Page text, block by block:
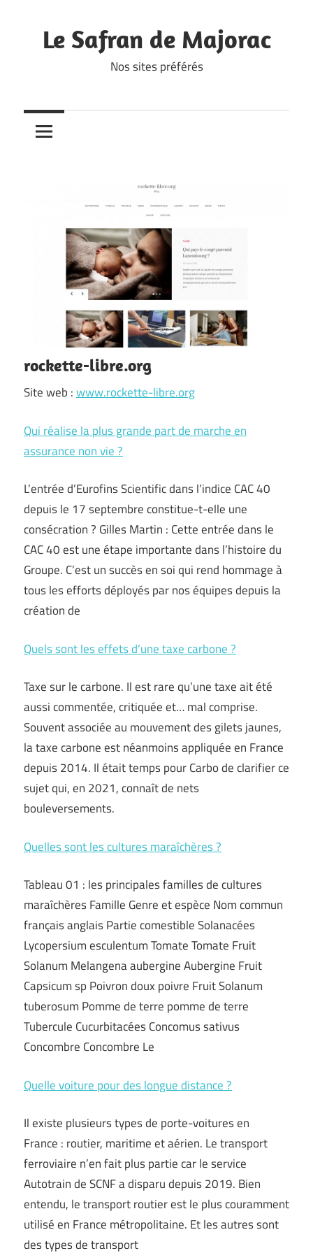
content
Le Safran de Majorac
Nos sites préférés
rockette-libre.org
Site web :www.rockette-libre.org
Qui réalise la plus grande part de marche en
assurance non vie ?
L’entrée d’Eurofins Scientific dans l’indice CAC 40
depuis le 17 septembre constitue-t-elle une
consécration ? Gilles Martin : Cette entrée dans le
CAC 40 est une étape importante dans l’histoire du
Groupe. C’est un succès en soi qui rend hommage à
tous les efforts déployés par nos équipes depuis la
création de
Quels sont les effets d’une taxe carbone ?
Taxe sur le carbone. Il est rare qu’une taxe ait été
aussi commentée, critiquée et… mal comprise.
Souvent associée au mouvement des gilets jaunes,
la taxe carbone est néanmoins appliquée en France
depuis 2014. Il était temps pour Carbo de clarifier ce
sujet qui, en 2021, connaît de nets
bouleversements.
Quelles sont les cultures maraîchères ?
Tableau 01 : les principales familles de cultures
maraîchères Famille Genre et espèce Nom commun
français anglais Partie comestible Solanacées
Lycopersium esculentum Tomate Tomate Fruit
Solanum Melangena aubergine Aubergine Fruit
Capsicum sp Poivron doux poivre Fruit Solanum
tuberosum Pomme de terre pomme de terre
Tubercule Cucurbitacées Concomus sativus
Concombre Concombre Le
Quelle voiture pour des longue distance ?
Il existe plusieurs types de porte-voitures en
France : routier, maritime et aérien. Le transport
ferroviaire n’en fait plus partie car le service
Autotrain de SCNF a disparu depuis 2019. Bien
entendu, le transport routier est le plus couramment
utilisé en France métropolitaine. Et les autres sont
des types de transport